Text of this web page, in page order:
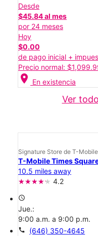
Desde
$45.84 al mes
por 24 meses
Hoy
$0.00
de pago inicial +
Precio normal:
location_on En existencia
Ver
Signature Store de T-Mobile
T-Mobile Times
10.5 miles away
4.2
access_time
Jue.:
9:00 a.m. a 9:00 p.m.
call (646) 350-4645